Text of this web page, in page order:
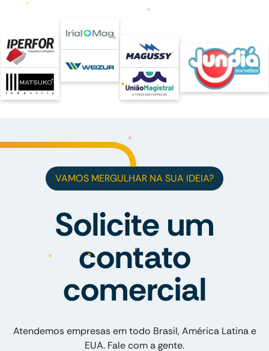
VAMOS MERGULHAR NA SUA IDEIA?
Solicite um
contato
comercial
Atendemos empresas em todo Brasil, América Latina e
EUA. Fale com a gente.